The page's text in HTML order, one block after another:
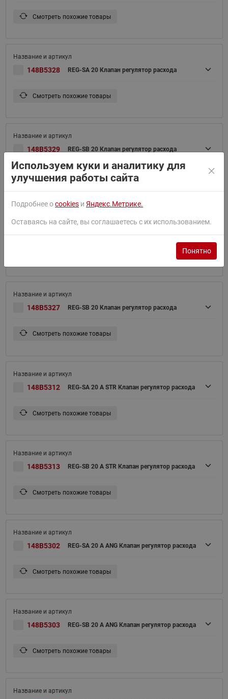
Смотреть похожие товары
148B5328 REG-SA 20 Клапан регулятор расхода
Смотреть похожие товары
148B5329 REG-SB 20 Клапан регулятор расхода
Смотреть похожие товары
148B5327 REG-SB 20 Клапан регулятор расхода
Смотреть похожие товары
148B5312 REG-SA 20 A STR Клапан регулятор расхода
Смотреть похожие товары
148B5313 REG-SB 20 A STR Клапан регулятор расхода
Смотреть похожие товары
148B5302 REG-SA 20 A ANG Клапан регулятор расхода
Смотреть похожие товары
148B5303 REG-SB 20 A ANG Клапан регулятор расхода
Смотреть похожие товары
Используем куки и аналитику для
улучшения работы сайта
Подробнее оcookies и Яндекс.Метрике.
Оставаясь на сайте, вы соглашаетесь с их использованием.
Понятно